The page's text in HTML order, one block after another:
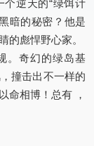
个逆天的“绿饵计
暗的秘密？他是
的彪悍野心家。
。奇幻的绿岛基
撞击出不一样的
命相博！总有 ，